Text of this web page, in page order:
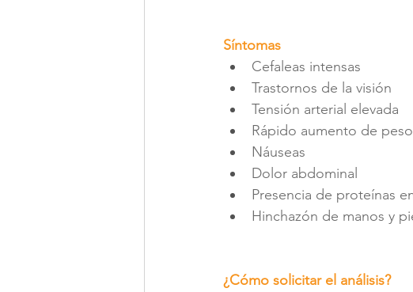
Síntomas
Cefaleas intensas
Trastornos de la visión
Tensión arterial elevada
Rápido aumento de peso
Náuseas
Dolor abdominal
Presencia de proteínas
Hinchazón de manos y
¿Cómo solicitar el análisis?